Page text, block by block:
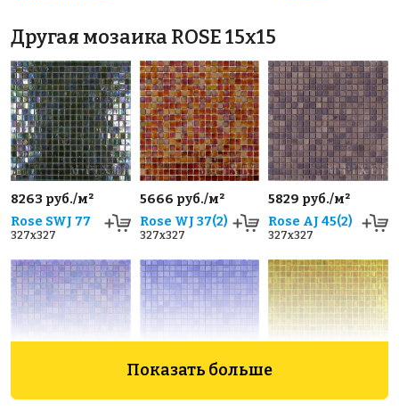
Другая мозаика ROSE 15x15
8263 руб./м²
Rose SWJ 77
327x327
5666 руб./м²
Rose WJ 37(2)
327x327
5829 руб./м²
Rose AJ 45(2)
327x327
5666 руб./м²
5829 руб./м²
5747 руб./м²
Показать больше